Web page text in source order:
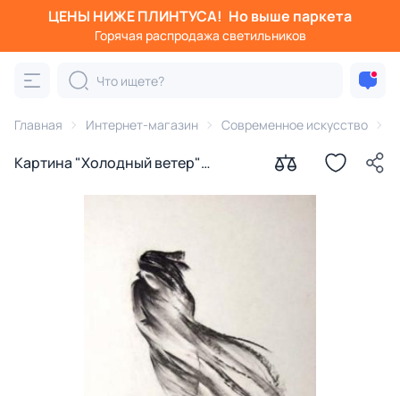
ЦЕНЫ НИЖЕ ПЛИНТУСА! Но выше паркета
Горячая распродажа светильников
Главная Интернет-магазин Современное искусство
Картина "Холодный ветер"